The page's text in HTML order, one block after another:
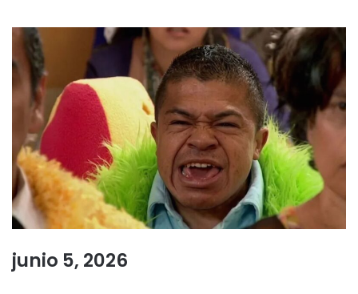
junio 5, 2026